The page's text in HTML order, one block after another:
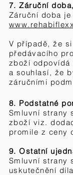
7. Záruční
Záruční doba
V případě, že
předávacího
zboží odpovídá
a souhlasí, že
záručními
8. Podstatné
Smluvní strany
zboží viz.
promile z ceny
9. Ostatní
Smluvní strany
uskutečnění